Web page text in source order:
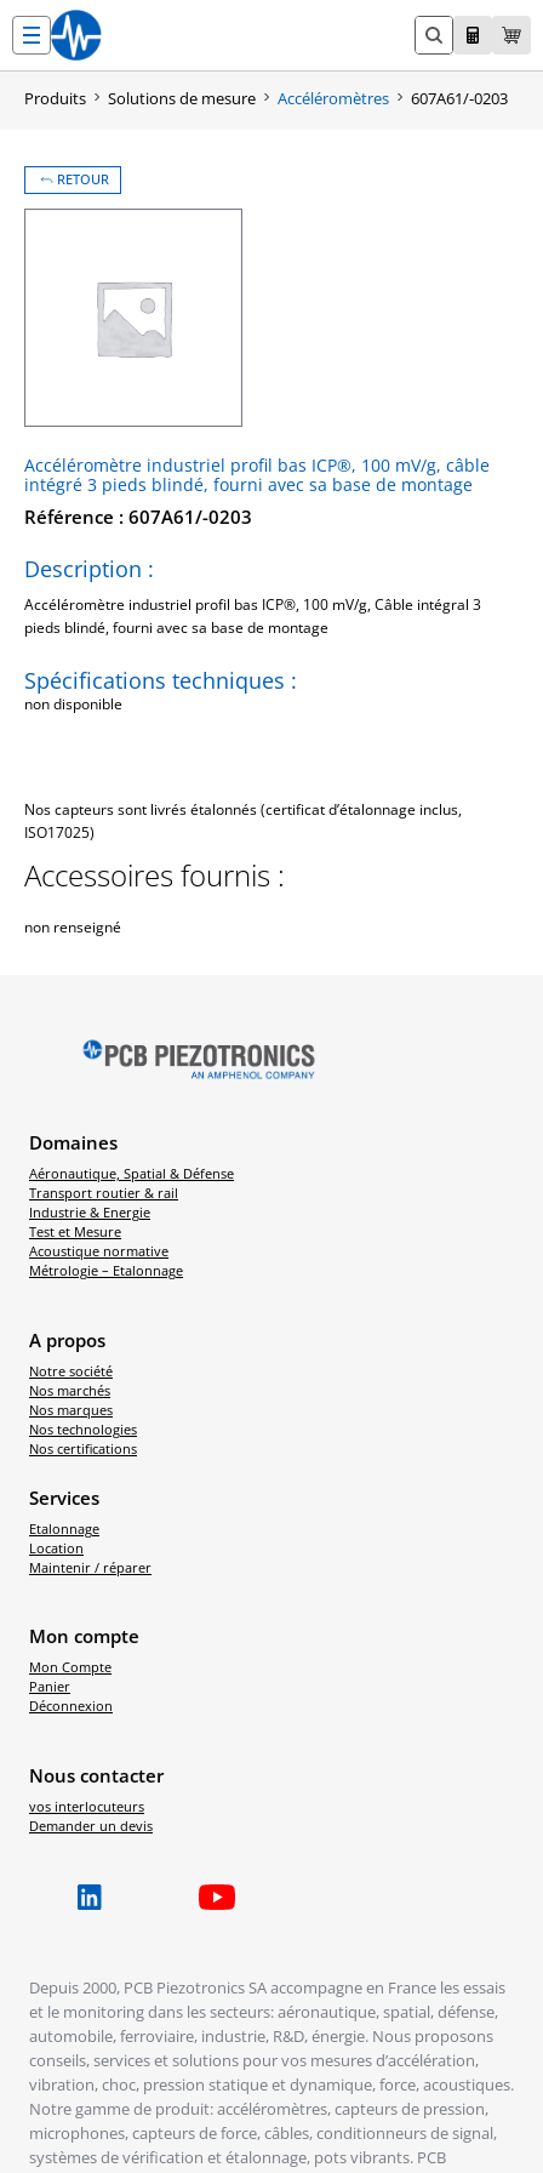
contenu
Produits Solutions de mesure Accéléromètres 607A61/-0203
RETOUR
Accéléromètre industriel profil bas ICP®, 100 mV/g, câble
intégré 3 pieds blindé, fourni avec sa base de montage
Référence : 607A61/-0203
Spécifications techniques :
non disponible
Description :
Accéléromètre industriel profil bas ICP®, 100 mV/g, Câble intégral 3
pieds blindé, fourni avec sa base de montage
Nos capteurs sont livrés étalonnés (certificat d’étalonnage inclus,
ISO17025)
Accessoires fournis :
non renseigné
Domaines
Aéronautique, Spatial & Défense
Transport routier & rail
Industrie & Energie
Test et Mesure
Acoustique normative
Métrologie – Etalonnage
A propos
Notre société
Nos marchés
Nos marques
Nos technologies
Nos certifications
Services
Etalonnage
Location
Maintenir / réparer
Mon compte
Mon Compte
Panier
Déconnexion
Nous contacter
vos interlocuteurs
Demander un devis
Depuis 2000, PCB Piezotronics SA accompagne en France les essais
et le monitoring dans les secteurs: aéronautique, spatial, défense,
automobile, ferroviaire, industrie, R&D, énergie. Nous proposons
conseils, services et solutions pour vos mesures d’accélération,
vibration, choc, pression statique et dynamique, force, acoustiques.
Notre gamme de produit: accéléromètres, capteurs de pression,
microphones, capteurs de force, câbles, conditionneurs de signal,
systèmes de vérification et étalonnage, pots vibrants. PCB